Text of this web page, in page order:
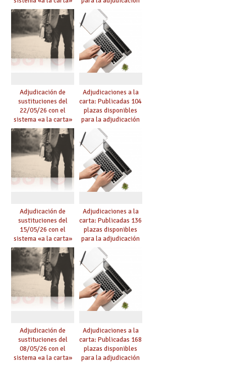
conseguido con el
Acuerdo de Mejoras
de mañana y abierto
plazo de solicitudes
Adjudicación de
sustituciones del
22/05/26 con el
sistema «a la carta»
conseguido con el
Acuerdo de Mejoras
Adjudicaciones a la
carta: Publicadas 104
plazas disponibles
para la adjudicación
de mañana y abierto
plazo de solicitudes
Adjudicación de
sustituciones del
15/05/26 con el
sistema «a la carta»
conseguido con el
Acuerdo de Mejoras
Adjudicaciones a la
carta: Publicadas 136
plazas disponibles
para la adjudicación
de mañana y abierto
plazo de solicitudes
Adjudicación de
sustituciones del
08/05/26 con el
sistema «a la carta»
Adjudicaciones a la
carta: Publicadas 168
plazas disponibles
para la adjudicación